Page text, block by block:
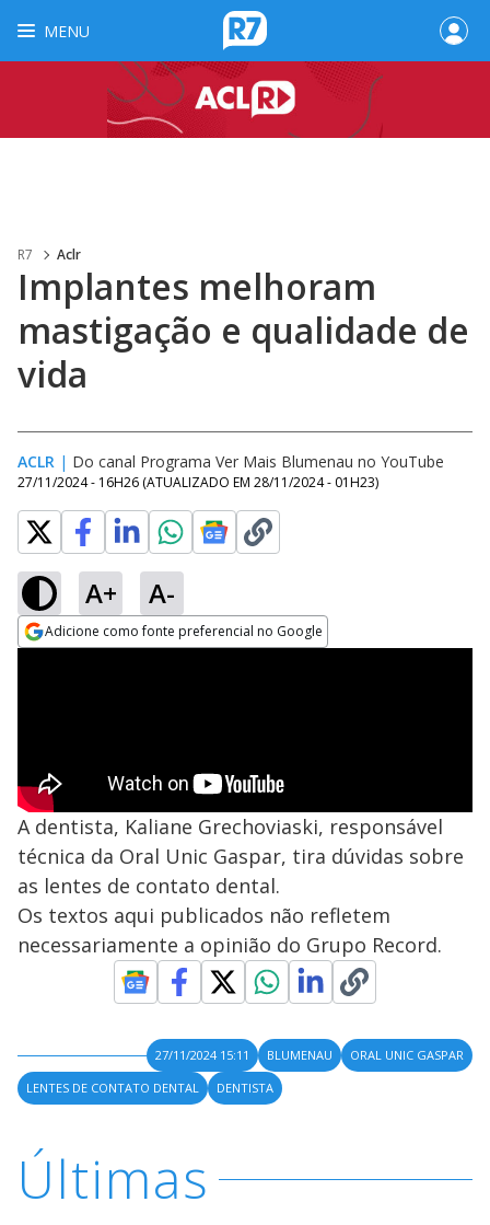
MENU
R7 Aclr
Implantes melhoram
mastigação e qualidade de
vida
ACLR | Do canal Programa Ver Mais Blumenau no YouTube
27/11/2024 - 16H26 (ATUALIZADO EM 28/11/2024 - 01H23)
A+ A-
Adicione como fonte preferencial no Google
A dentista, Kaliane Grechoviaski, responsável
técnica da Oral Unic Gaspar, tira dúvidas sobre
as lentes de contato dental.
Os textos aqui publicados não refletem
necessariamente a opinião do Grupo Record.
27/11/2024 15:11 BLUMENAU
ORAL UNIC GASPAR
LENTES DE CONTATO DENTAL
DENTISTA
Últimas